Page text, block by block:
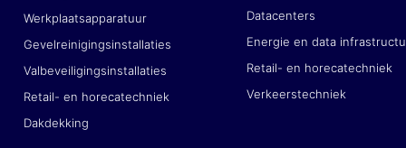
Werkplaatsapparatuur
Gevelreinigingsinstallaties
Valbeveiligingsinstallaties
Retail- en horecatechniek
Dakdekking
Datacenters
Energie en data
Retail- en horecatechniek
Verkeerstechniek